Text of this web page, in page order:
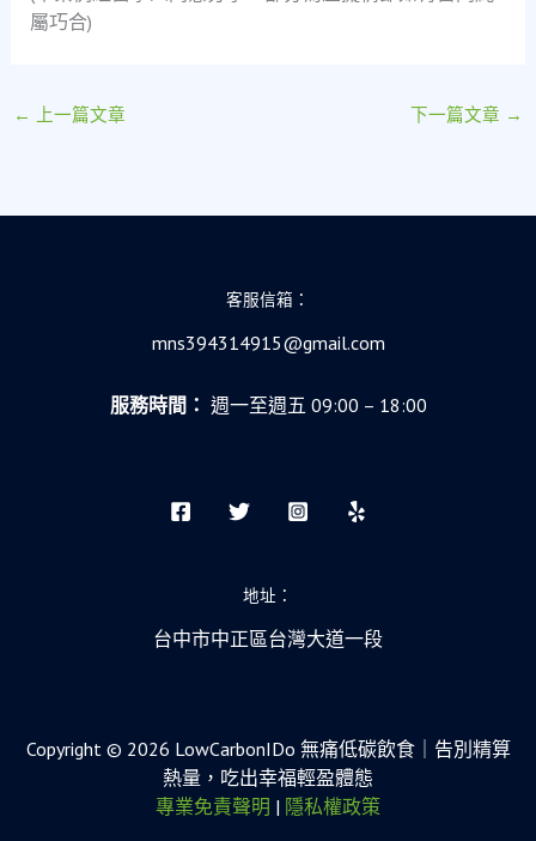
屬巧合)
← 上一篇文章 下一篇文章 →
客服信箱：
mns394314915@gmail.com
服務時間： 週一至週五 09:00 – 18:00
地址：
台中市中正區台灣大道一段
Copyright © 2026 LowCarbonIDo 無痛低碳飲食｜告別精算
熱量，吃出幸福輕盈體態
專業免責聲明 | 隱私權政策